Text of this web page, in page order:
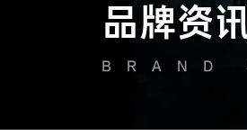
品牌资
BRAND